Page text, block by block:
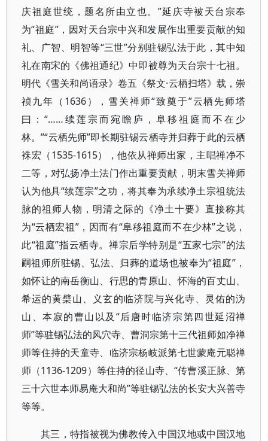
庆祖庭世统，题名所由立也。”延庆寺被天台宗奉
为“祖庭”，因对天台宗中兴和发展作出重要贡献的知
礼、广智、明智等“三世”分别驻锡弘法于此，其中知
礼在南宋的《佛祖通纪》中即被尊为天台宗十七祖。
明代《雪关和尚语录》卷五《祭文·云栖扫塔》载，崇
祯九年（1636），雪关禅师“致奠于”云栖先师塔
曰：“……续莲宗而宛瞻庐，阜移祖庭而不在少
林。”“云栖先师”即长期驻锡云栖寺并归葬于此的云栖
袾宏（1535-1615），他依从禅师出家，主唱禅净不
二等，对弘扬净土法门作出重要贡献，明末雪关禅师
认为他具“续莲宗”之功，将其奉为承续净土宗祖统法
脉的祖师人物，明清之际的《净土十要》直接称其
为“云栖宏祖”，因而有“阜移祖庭而不在少林”之说，
此“祖庭”指云栖寺。禅宗后学特别是“五家七宗”的法
嗣祖师所驻锡、弘法、归葬的道场也被奉为“祖庭”，
如怀让的南岳衡山、行思的青原山、怀海的百丈山、
希运的黄檗山、义玄的临济院与兴化寺、灵佑的沩
山、本寂的曹山以及“后唐时临济宗第四世延沼禅
师”等驻锡弘法的风穴寺、曹洞宗第十三代祖师如净禅
师等住持的天童寺、临济宗杨岐派第七世蒙庵元聪禅
师（1136-1209）等住持的径山寺、“传曹溪正脉、第
三十六世本师易庵大和尚”等驻锡弘法的长安大兴善寺
等等。
其三，特指被视为佛教传入中国汉地或中国汉地